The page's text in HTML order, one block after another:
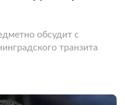
обсудит с
транзита